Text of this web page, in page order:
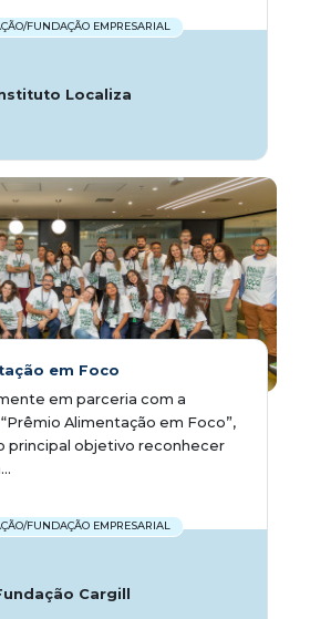
FUNDAÇÃO EMPRESARIAL
Localiza
em Foco
em parceria com a
Alimentação em Foco”,
principal objetivo reconhecer
FUNDAÇÃO EMPRESARIAL
Cargill